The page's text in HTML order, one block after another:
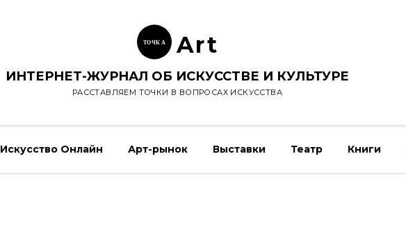
ТОЧК А Art
ИНТЕРНЕТ-ЖУРНАЛ ОБ ИСКУССТВЕ И КУЛЬТУРЕ
РАССТАВЛЯЕМ ТОЧКИ В ВОПРОСАХ ИСКУССТВА
Искусство Онлайн Арт-рынок Выставки Театр Книги